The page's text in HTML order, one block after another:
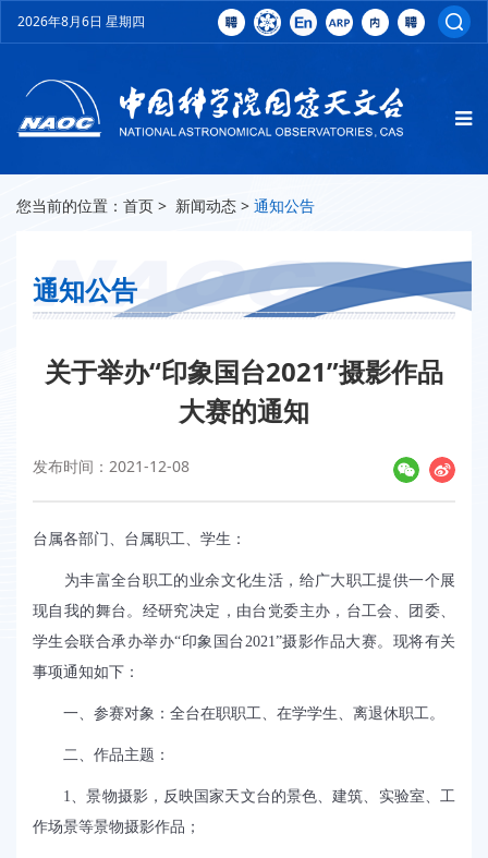
2026年8月6日 星期四
您当前的位置： 首页 > 新闻动态 > 通知公告
通知公告
关于举办“印象国台2021”摄影作品
大赛的通知
发布时间：2021-12-08
台属各部门、台属职工、学生：
为丰富全台职工的业余文化生活，给广大职工提供一个展
现自我的舞台。经研究决定，由台党委主办，台工会、团委、
学生会联合承办举办“印象国台2021”摄影作品大赛。现将有关
事项通知如下：
一、参赛对象： 全台在职职工、在学学生、离退休职工。
二、作品主题：
1、景物摄影，反映国家天文台的景色、建筑、实验室、工
作场景等景物摄影作品；